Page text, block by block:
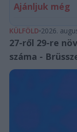
Ajánljuk még
KÜLFÖLD 2026.
27-ről 29-re
száma -